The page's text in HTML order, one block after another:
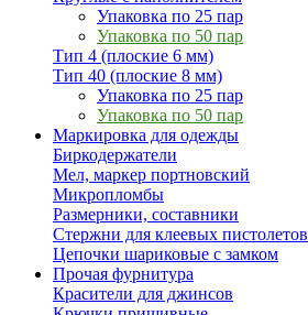
Упаковка по 25 пар
Упаковка по 50 пар
Тип 4 (плоские 6 мм)
Тип 40 (плоские 8 мм)
Упаковка по 25 пар
Упаковка по 50 пар
Маркировка для одежды
Биркодержатели
Мел, маркер портновский
Микропломбы
Размерники, составники
Стержни для клеевых пистолетов
Цепочки шариковые с замком
Прочая фурнитура
Красители для джинсов